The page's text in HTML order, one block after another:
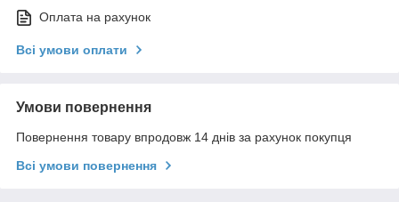
Оплата на рахунок
Всі умови оплати
Умови повернення
Повернення товару впродовж 14 днів за рахунок покупця
Всі умови повернення